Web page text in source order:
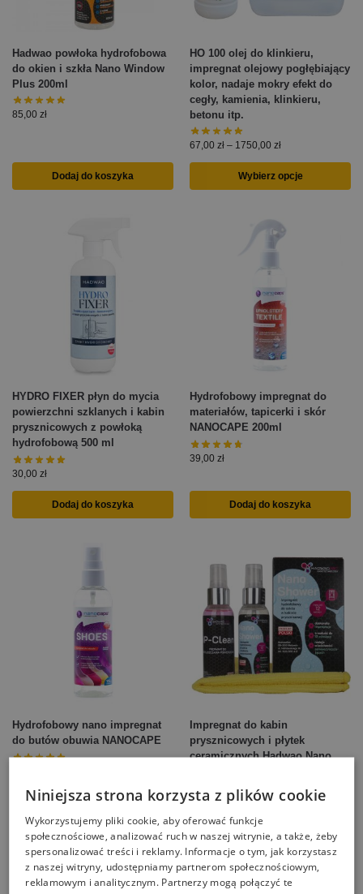
Hadwao powłoka hydrofobowa
do okien i szkła Nano Window
Plus 200ml
85,00 zł
Dodaj do koszyka
HO 100 olej do klinkieru,
impregnat olejowy pogłębiający
kolor, nadaje mokry efekt do
cegły, kamienia, klinkieru,
betonu itp.
67,00 zł – 1750,00 zł
Wybierz opcje
HYDRO FIXER płyn do mycia
powierzchni szklanych i kabin
prysznicowych z powłoką
hydrofobową 500 ml
30,00 zł
Dodaj do koszyka
Hydrofobowy impregnat do
materiałów, tapicerki i skór
NANOCAPE 200ml
39,00 zł
Dodaj do koszyka
Hydrofobowy nano impregnat
do butów obuwia NANOCAPE
Wybierz opcje
Impregnat do kabin
prysznicowych i płytek
ceramicznych Hadwao Nano
45,00
Dodaj do koszyka
Niniejsza strona korzysta z plików cookie
Wykorzystujemy pliki cookie, aby oferować funkcje
społecznościowe, analizować ruch w naszej witrynie, a także, żeby
spersonalizować treści i reklamy. Informacje o tym, jak korzystasz
z naszej witryny, udostępniamy partnerom społecznościowym,
reklamowym i analitycznym. Partnerzy mogą połączyć te